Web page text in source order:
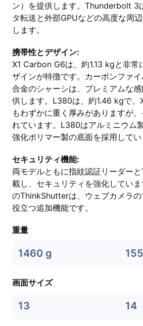
ン）を提供します。Thunderbolt 3
タ転送と外部GPUなどの高度な周
します。
携帯性とデザイン:
X1 Carbon G6は、約1.13 kgと非常
ザインが特徴です。カーボンファ
合金のシャーシは、プレミアムな
供します。L380は、約1.46 kgで、
もわずかに重く厚みがありますが
れています。L380はアルミニウム
強化ポリマー製の底面を採用してい
セキュリティ機能:
両モデルともに指紋認証リーダー
載し、セキュリティを強化してい
のThinkShutterは、ウェブカメラ
役立つ追加機能です。
重量
1460 g
画面サイズ
13 14